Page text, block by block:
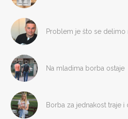
Problem je što se delimo
Na mladima borba ostaje
Borba za jednakost traje i